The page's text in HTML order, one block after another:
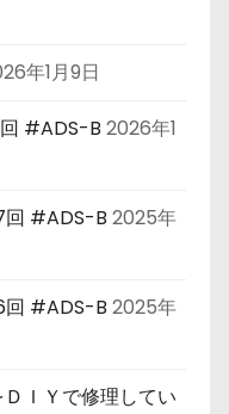
年1月9日
#ADS-B 2026年1
回 #ADS-B 2025年
回 #ADS-B 2025年
ＩＹで修理してい